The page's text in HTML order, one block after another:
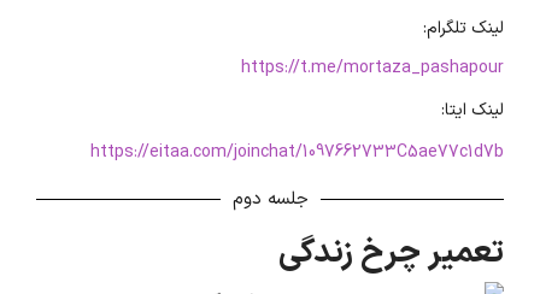
لینک تلگرام:
https://t.me/mortaza_pashapour
لینک ایتا:
https://eitaa.com/joinchat/1097662733C5ae77c1d7b
جلسه دوم
تعمیر چرخ زندگی